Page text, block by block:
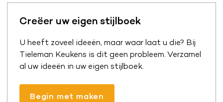
Creëer uw eigen stijlboek
U heeft zoveel ideeën, maar waar laat u die? Bij
Tieleman Keukens is dit geen probleem. Verzamel
al uw ideeën in uw eigen stijlboek.
Begin met maken